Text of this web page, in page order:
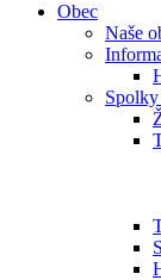
Obec
Naše